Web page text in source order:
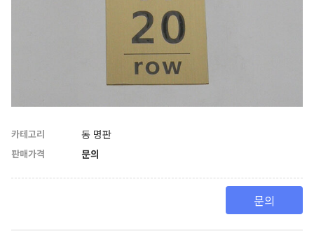
카테고리 동 명판
판매가격
문의